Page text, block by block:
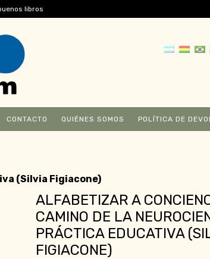
libros
CONTACTO QUIÉNES SOMOS POLÍTICA DE
(Silvia Figiacone)
ALFABETIZAR A
CAMINO DE LA
PRÁCTICA EDUCATIVA
FIGIACONE)